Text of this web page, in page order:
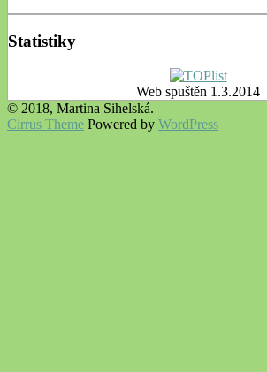
Statistiky
Web spuštěn 1.3.2014
© 2018, Martina Sihelská.
Cirrus Theme Powered by WordPress